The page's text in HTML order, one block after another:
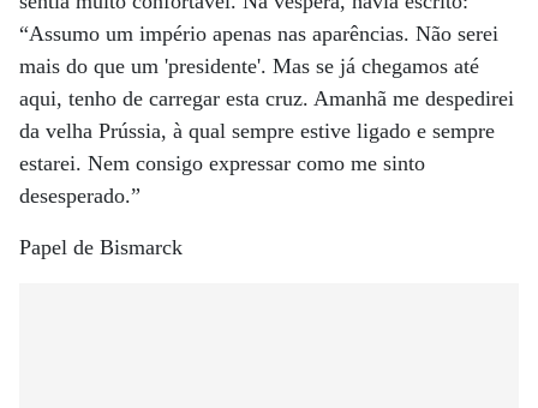
“Assumo um império apenas nas aparências. Não serei
mais do que um 'presidente'. Mas se já chegamos até
aqui, tenho de carregar esta cruz. Amanhã me despedirei
da velha Prússia, à qual sempre estive ligado e sempre
estarei. Nem consigo expressar como me sinto
desesperado.”
Papel de Bismarck